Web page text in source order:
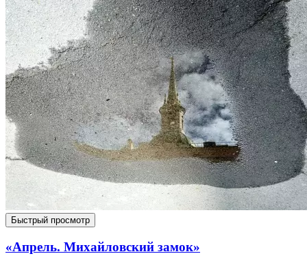
Быстрый просмотр
«Апрель. Михайловский замок»